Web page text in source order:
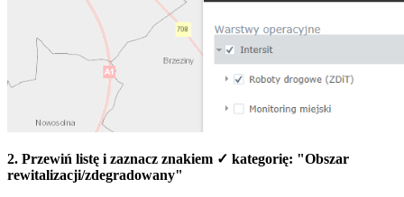
2. Przewiń listę i zaznacz znakiem ✓ kategorię: "Obszar
rewitalizacji/zdegradowany"